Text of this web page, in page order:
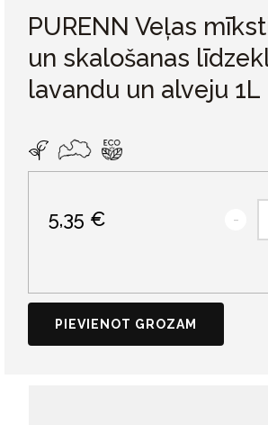
PURENN Veļas
un skalošanas
lavandu un alveju 1L
5,35 € -
PIEVIENOT GROZAM